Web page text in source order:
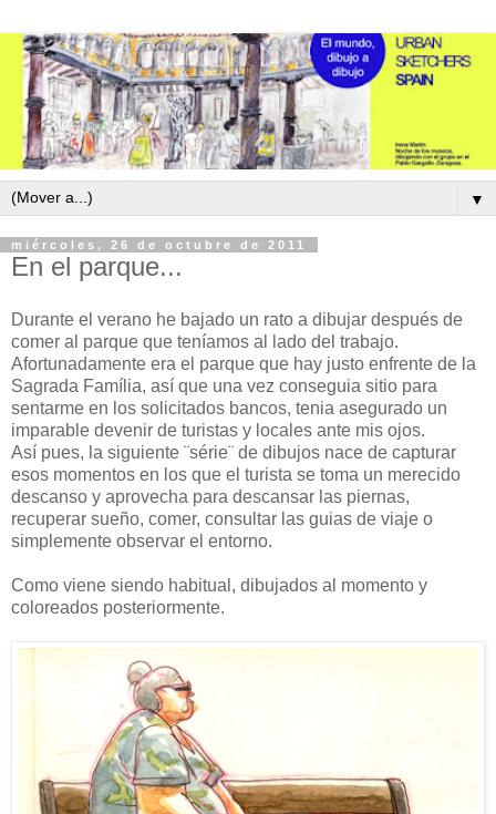
▼
miércoles, 26 de octubre de 2011
En el parque...
Durante el verano he bajado un rato a dibujar después de
comer al parque que teníamos al lado del trabajo.
Afortunadamente era el parque que hay justo enfrente de la
Sagrada Família, así que una vez conseguia sitio para
sentarme en los solicitados bancos, tenia asegurado un
imparable devenir de turistas y locales ante mis ojos.
Así pues, la siguiente ¨série¨ de dibujos nace de capturar
esos momentos en los que el turista se toma un merecido
descanso y aprovecha para descansar las piernas,
recuperar sueño, comer, consultar las guias de viaje o
simplemente observar el entorno.
Como viene siendo habitual, dibujados al momento y
coloreados posteriormente.